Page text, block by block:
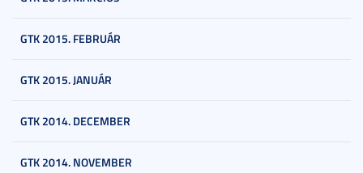
GTK 2015. FEBRUÁR
GTK 2015. JANUÁR
GTK 2014. DECEMBER
GTK 2014. NOVEMBER